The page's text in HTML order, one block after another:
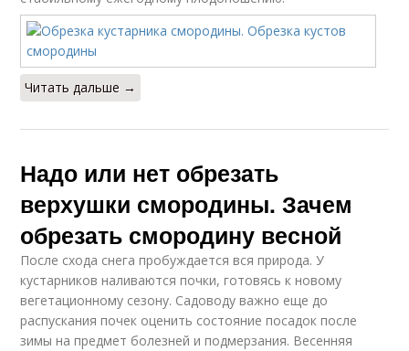
Читать дальше →
Надо или нет обрезать
верхушки смородины. Зачем
обрезать смородину весной
После схода снега пробуждается вся природа. У
кустарников наливаются почки, готовясь к новому
вегетационному сезону. Садоводу важно еще до
распускания почек оценить состояние посадок после
зимы на предмет болезней и подмерзания. Весенняя